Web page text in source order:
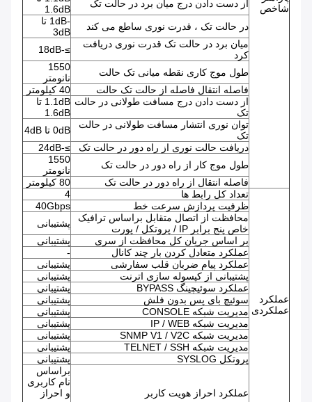
شاخص
از دست دادن درج میان برد در حالت تک
1.6dB
در حالت تک ، قدرت نوری ساطع می کند
-1dB تا
3dB
میان برد در حالت تک قدرت نوری دریافت
کرد
≥-18dB
طول موج کاری نقطه میانی تک حالت
1550
نانومتر
فاصله انتقال فاصله از حالت تک حالت
40 کیلومتر
از دست دادن درج مسافت طولانی در حالت
تک
1.1dB تا
1.6dB
توان نوری انتشار مسافت طولانی در حالت
تک
0dB تا 4dB
دریافت حالت نوری از راه دور در حالت تک
≥-24dB
طول موج کار از راه دور در حالت تک
1550
نانومتر
فاصله انتقال از راه دور در حالت تک
80 کیلومتر
عملکرد
عملکردی
تعداد کل رابط ها
4
ظرفیت پردازش سرعت خط
40Gbps
محافظت از اتصال متقابل براساس ترافیک
خاص پنج برابر IP / پروتکل / پورت
پشتیبانی
بر اساس جریان کل محافظت از سری
پشتیبانی
عملکرد متعادل کردن بار چند کانال
-
عملکرد پیام ضربان قلب سفارشی
پشتیبانی
پشتیبانی از کپسوله سازی اترنت
پشتیبانی
عملکرد سوئیچینگ BYPASS
پشتیبانی
سوئیچ بای پس بدون فلش
پشتیبانی
مدیریت شبکه CONSOLE
پشتیبانی
مدیریت شبکه IP / WEB
پشتیبانی
مدیریت شبکه SNMP V1 / V2C
پشتیبانی
مدیریت شبکه TELNET / SSH
پشتیبانی
پروتکل SYSLOG
پشتیبانی
عملکرد احراز هویت کاربر
براساس
نام کاربری
و احراز